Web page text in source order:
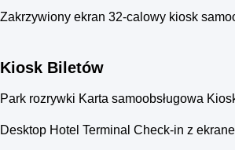
Zakrzywiony ekran 32-calowy kiosk
Kiosk Biletów
Park rozrywki Karta samoobsługowa
Desktop Hotel Terminal Check-in z